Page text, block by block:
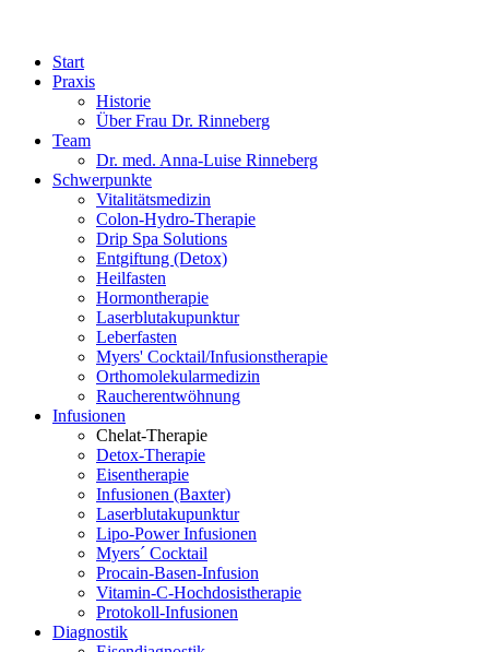
Start
Praxis
Historie
Über Frau Dr. Rinneberg
Team
Dr. med. Anna-Luise Rinneberg
Schwerpunkte
Vitalitätsmedizin
Colon-Hydro-Therapie
Drip Spa Solutions
Entgiftung (Detox)
Heilfasten
Hormontherapie
Laserblutakupunktur
Leberfasten
Myers' Cocktail/Infusionstherapie
Orthomolekularmedizin
Raucherentwöhnung
Infusionen
Chelat-Therapie
Detox-Therapie
Eisentherapie
Infusionen (Baxter)
Laserblutakupunktur
Lipo-Power Infusionen
Myers´ Cocktail
Procain-Basen-Infusion
Vitamin-C-Hochdosistherapie
Protokoll-Infusionen
Diagnostik